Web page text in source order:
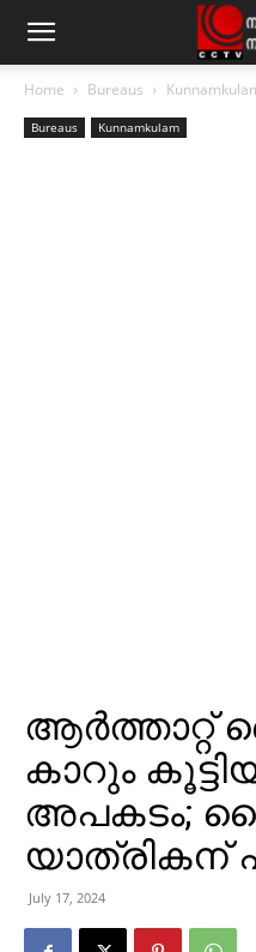
Home Bureaus
Bureaus Kunnamkulam
ആര്‍ത്താറ്റ്
കാറും
അപകടം;
യാത്രികന്
July 17, 2024